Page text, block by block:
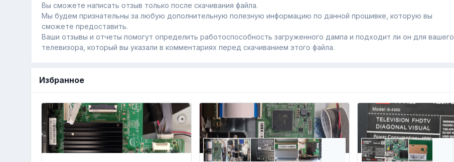
Вы сможете написать отзыв только после скачивания файла.
Мы будем признательны за любую дополнительную полезную информацию по данной прошивке, которую вы
сможете предоставить.
Ваши отзывы и отчеты помогут определить работоспособность загруженного дампa и подходит ли он для вашего
телевизора, который вы указали в комментариях перед скачиванием этого файла.
Избранное